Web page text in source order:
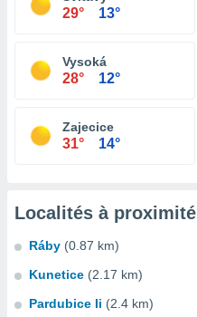
29° 13°
Vysoká
28° 12°
Zajecice
31° 14°
Localités à proximité
Ráby (0.87 km)
Kunetice (2.17 km)
Pardubice Ii (2.4 km)